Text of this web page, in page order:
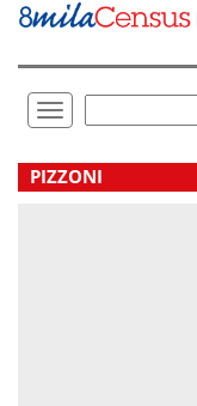
Vai
direttamente
Toggle
navigation
.
PIZZONI